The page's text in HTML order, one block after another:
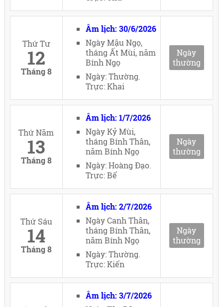
Thứ Tư
12
Tháng 8
Âm lịch: 30/6/2026
Ngày Mậu Ngọ,
tháng Ất Mùi, năm
Bính Ngọ
Ngày: Thường.
Trực: Khai
Ngày
thường
Thứ Năm
13
Tháng 8
Âm lịch: 1/7/2026
Ngày Kỷ Mùi,
tháng Bính Thân,
năm Bính Ngọ
Ngày: Hoàng Đạo.
Trực: Bế
Ngày
thường
Thứ Sáu
14
Tháng 8
Âm lịch: 2/7/2026
Ngày Canh Thân,
tháng Bính Thân,
năm Bính Ngọ
Ngày: Thường.
Trực: Kiến
Ngày
thường
Âm lịch: 3/7/2026